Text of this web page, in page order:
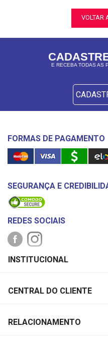
VOLTAR
E RECEBA TODAS AS
FORMAS DE PAGAMENTO
SEGURANÇA E
REDES SOCIAIS
PAGAMENTO
INSTITUCIONAL
CENTRAL DO CLIENTE
RELACIONAMENTO